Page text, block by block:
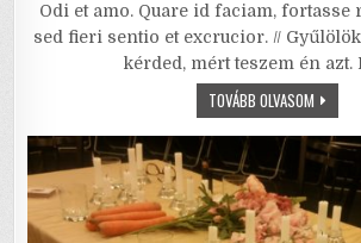
c
e
o
o
k
it
te
r
ai
l
ai
l
Odi et amo. Quare id faciam, fortasse
sed fieri sentio et excrucior. //
kérded, mért teszem én azt.
TOVÁBB OLVASOMPICASSO
–